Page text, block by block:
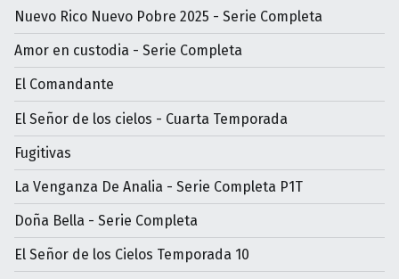
Nuevo Rico Nuevo Pobre 2025 - Serie Completa
Amor en custodia - Serie Completa
El Comandante
El Señor de los cielos - Cuarta Temporada
Fugitivas
La Venganza De Analia - Serie Completa P1T
Doña Bella - Serie Completa
El Señor de los Cielos Temporada 10